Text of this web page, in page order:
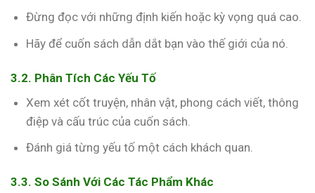
Đừng đọc với những định kiến hoặc kỳ vọng quá cao.
Hãy để cuốn sách dẫn dắt bạn vào thế giới của nó.
3.2. Phân Tích Các Yếu Tố
Xem xét cốt truyện, nhân vật, phong cách viết, thông
điệp và cấu trúc của cuốn sách.
Đánh giá từng yếu tố một cách khách quan.
3.3. So Sánh Với Các Tác Phẩm Khác